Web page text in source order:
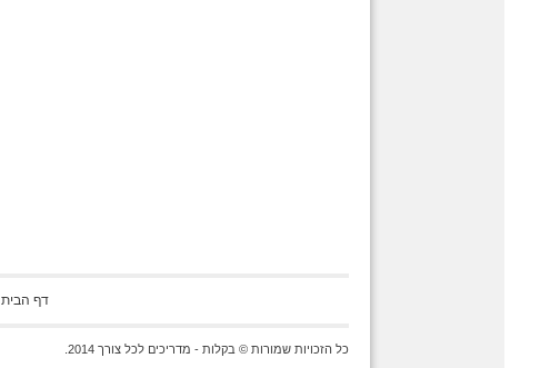
דף הבית
כל הזכויות שמורות © בקלות - מדריכים לכל צורך 2014.